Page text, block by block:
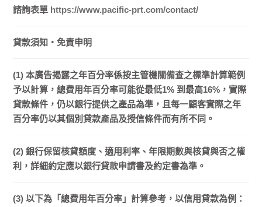
諮詢表單 https://www.pacific-prt.com/contact/
貸款須知・免責申明
(1) 本廣告揭露之年百分率係按主管機關備查之標準計算範例
予以計算，總費用年百分率可能從最低1% 到最高16%，實際
貸款條件，仍以銀行提供之產品為準，且每一顧客實際之年
百分率仍以其個別貸款產品及授信條件而有所不同。
(2) 銀行保留核貸額度、適用利率、年限期數與核貸與否之權
利，詳細約定應以銀行貸款申請書及約定書為準。
(3) 以下為「總費用年百分率」計算參考，以信用貸款為例：